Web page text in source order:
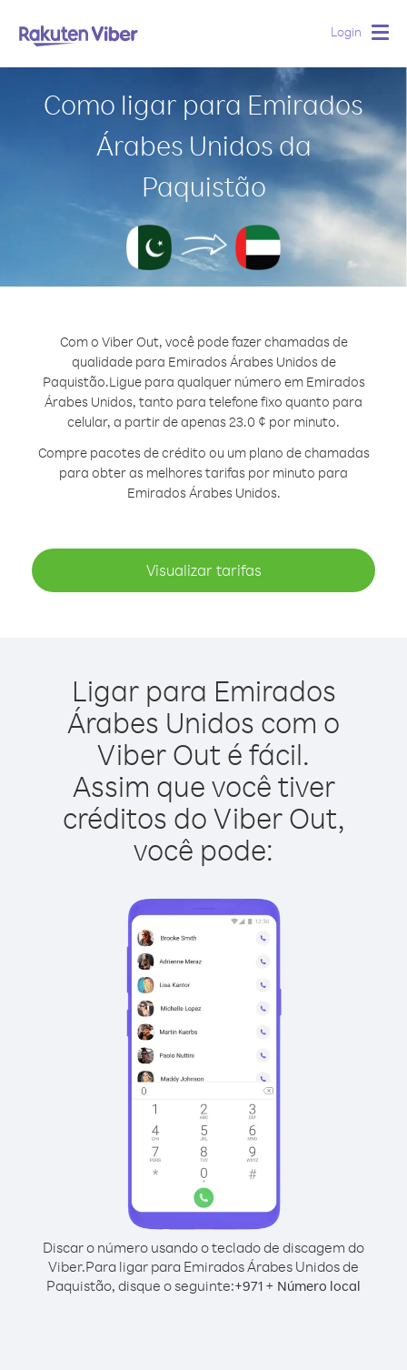
Login
Como ligar para Emirados
Árabes Unidos da
Paquistão
Com o Viber Out, você pode fazer chamadas de
qualidade para Emirados Árabes Unidos de
Paquistão.Ligue para qualquer número em Emirados
Árabes Unidos, tanto para telefone fixo quanto para
celular, a partir de apenas 23.0 ¢ por minuto.
Compre pacotes de crédito ou um plano de chamadas
para obter as melhores tarifas por minuto para
Emirados Árabes Unidos.
Visualizar tarifas
Ligar para Emirados
Árabes Unidos com o
Viber Out é fácil.
Assim que você tiver
créditos do Viber Out,
você pode:
Discar o número usando o teclado de discagem do
Viber.Para ligar para Emirados Árabes Unidos de
Paquistão, disque o seguinte:+971 + Número local